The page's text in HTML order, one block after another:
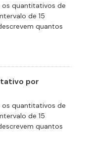
quantitativos de
de 15
quantos
por
quantitativos de
de 15
quantos